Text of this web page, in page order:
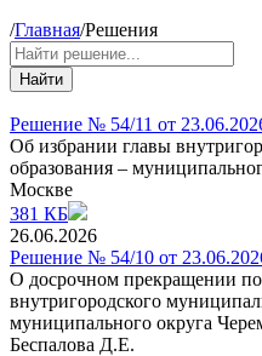
/Главная/Решения
Найти
Решение № 54/11 от
Об избрании главы
образования –
Москве
381 КБ
26.06.2026
Решение № 54/10 от
О досрочном прекращении
внутригородского
муниципального округа
Беспалова Д.Е.